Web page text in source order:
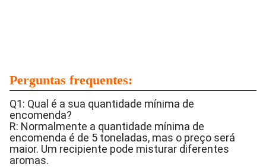
Perguntas frequentes:
Q1: Qual é a sua quantidade mínima de
encomenda?
R: Normalmente a quantidade mínima de
encomenda é de 5 toneladas, mas o preço será
maior. Um recipiente pode misturar diferentes
aromas.